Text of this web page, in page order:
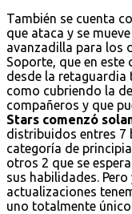
También se cuenta
que ataca y se
avanzadilla para los
Soporte, que en
desde la
como cubriendo la
compañeros y que
Stars comenzó
distribuidos entres 7
categoría de
otros 2 que se
sus habilidades.
actualizaciones
uno totalmente único